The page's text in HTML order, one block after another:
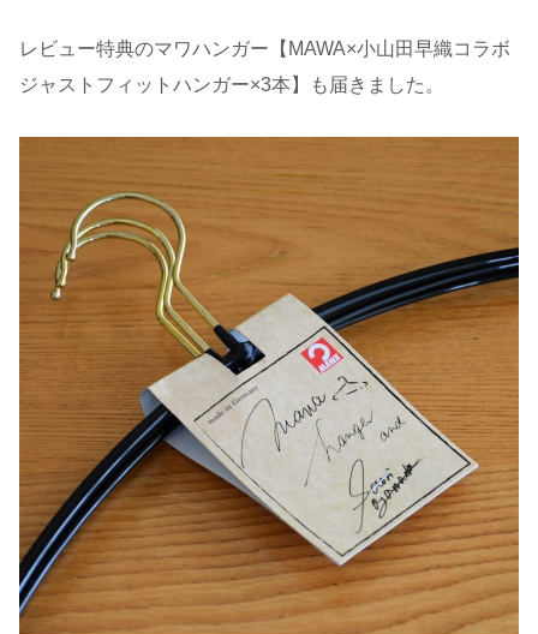
レビュー特典のマワハンガー【MAWA×小山田早織コラボ
ジャストフィットハンガー×3本】も届きました。